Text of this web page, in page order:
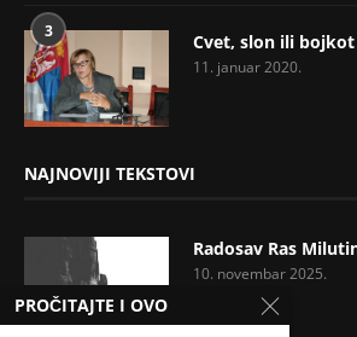
3 Cvet, slon ili bojkot
11. januar 2020.
NAJNOVIJI TEKSTOVI
Radosav Ras
10. novembar 2025.
PROČITAJTE I OVO